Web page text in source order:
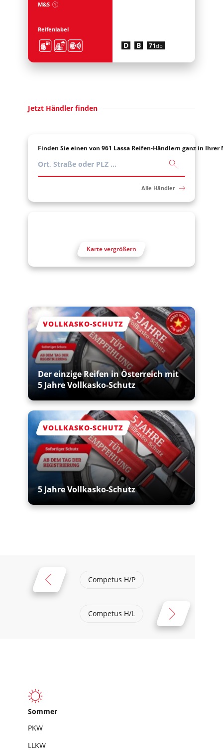
M&S
Reifenlabel
D B 71db
Jetzt Händler finden
Finden Sie einen von 961 Lassa Reifen-Händlern ganz in Ihrer
Alle Händler
Karte vergrößern
VOLLKASKO-SCHUTZ
Der einzige Reifen in Österreich mit
5 Jahre Vollkasko-Schutz
VOLLKASKO-SCHUTZ
5 Jahre Vollkasko-Schutz
Competus H/P
Competus H/L
Sommer
PKW
LLKW